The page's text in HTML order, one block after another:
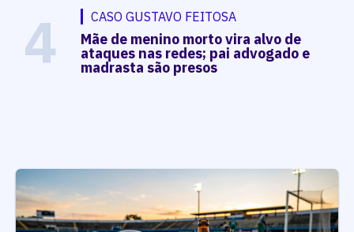
4 CASO GUSTAVO FEITOSA
Mãe de menino morto vira alvo de
ataques nas redes; pai advogado e
madrasta são presos